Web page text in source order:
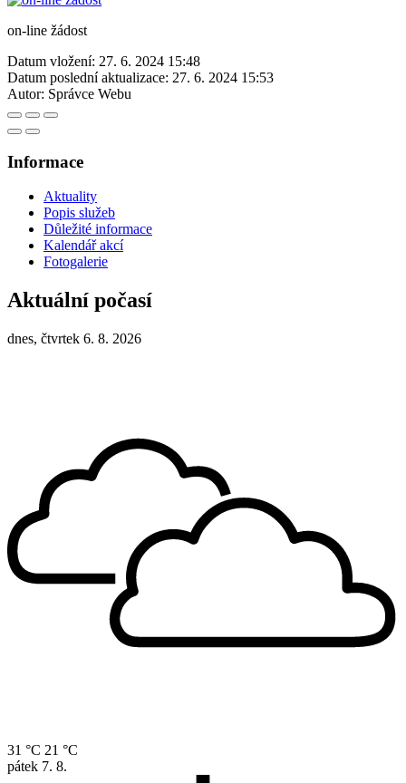
on-line žádost
Datum vložení: 27. 6. 2024 15:48
Datum poslední aktualizace: 27. 6. 2024 15:53
Autor: Správce Webu
Informace
Aktuality
Popis služeb
Důležité informace
Kalendář akcí
Fotogalerie
Aktuální počasí
dnes, čtvrtek 6. 8. 2026
31 °C 21 °C
pátek 7. 8.